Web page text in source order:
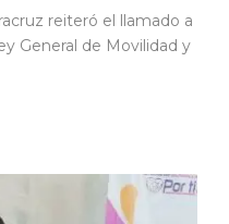
reiteró el llamado a
General de Movilidad y